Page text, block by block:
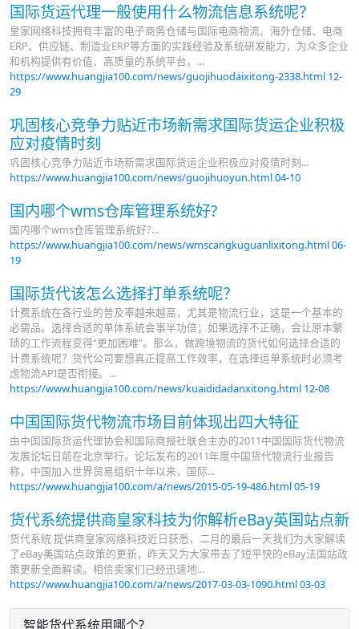
国际货运代理一般使用什么物流信息系统呢？
皇家网络科技拥有丰富的电子商务仓储与国际电商物流、海外仓储、电商
ERP、供应链、制造业ERP等方面的实践经验及系统研发能力，为众多企业
和机构提供有价值、高质量的系统平台。...
https://www.huangjia100.com/news/guojihuodaixitong-2338.html 12-
29
巩固核心竞争力贴近市场新需求国际货运企业积极
应对疫情时刻
巩固核心竞争力贴近市场新需求国际货运企业积极应对疫情时刻...
https://www.huangjia100.com/news/guojihuoyun.html04-10
国内哪个wms仓库管理系统好?
国内哪个wms仓库管理系统好?...
https://www.huangjia100.com/news/wmscangkuguanlixitong.html06-
19
国际货代该怎么选择打单系统呢？
计费系统在各行业的普及率越来越高，尤其是物流行业，这是一个基本的
必需品。选择合适的单体系统会事半功倍；如果选择不正确，会让原本繁
琐的工作流程变得“更加困难”。那么，做跨境物流的货代如何选择合适的
计费系统呢？货代公司要想真正提高工作效率，在选择运单系统时必须考
虑物流API是否衔接。...
https://www.huangjia100.com/news/kuaididadanxitong.html 12-08
中国国际货代物流市场目前体现出四大特征
由中国国际货运代理协会和国际商报社联合主办的2011中国国际货代物流
发展论坛日前在北京举行。论坛发布的2011年度中国货代物流行业报告
称，中国加入世界贸易组织十年以来，国际...
https://www.huangjia100.com/a/news/2015-05-19-486.html05-19
货代系统提供商皇家科技为你解析eBay英国站点新
货代系统 提供商皇家网络科技近日获悉，二月的最后一天我们为大家解读
了eBay美国站点政策的更新，昨天又为大家带去了短平快的eBay法国站政
策更新全面解读。相信卖家们已经迅速地...
https://www.huangjia100.com/a/news/2017-03-03-1090.html03-03
智能货代系统用哪个?